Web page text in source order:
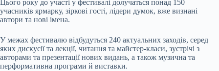
Цього року до участі у фестивалі долучаться понад 150
учасників ярмарку, зіркові гості, лідери думок, вже визнані
автори та нові імена.
У межах фестивалю відбудуться 240 актуальних заходів, серед
яких дискусії та лекції, читання та майстер-класи, зустрічі з
авторами та презентації нових видань, а також музична та
перформативна програми й виставки.